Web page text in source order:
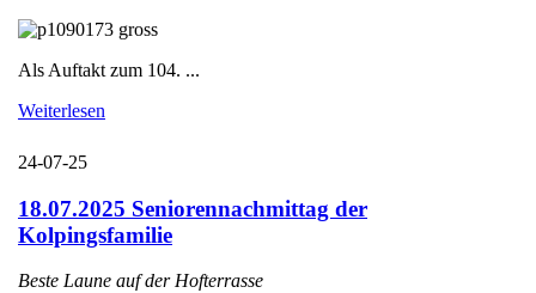
Als Auftakt zum 104. ...
Weiterlesen
24-07-25
18.07.2025 Seniorennachmittag der
Kolpingsfamilie
Beste Laune auf der Hofterrasse